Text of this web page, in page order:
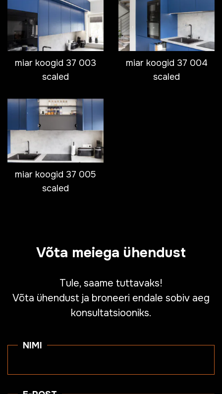
miar koogid 37 003
scaled
miar koogid 37 004
scaled
miar koogid 37 005
scaled
Võta meiega ühendust
Tule, saame tuttavaks!
Võta ühendust ja broneeri endale sobiv aeg
konsultatsiooniks.
NIMI